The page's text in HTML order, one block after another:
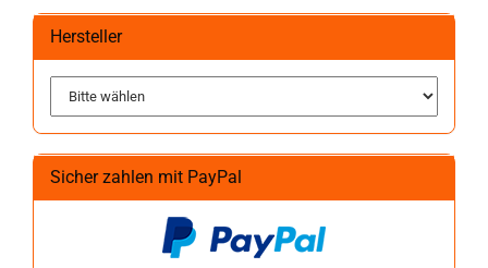
Hersteller
Sicher zahlen mit PayPal